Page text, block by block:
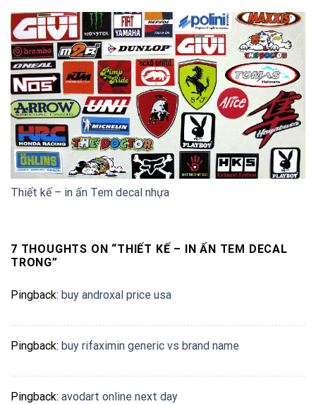
Thiết kế – in ấn Tem decal nhựa
7 THOUGHTS ON “THIẾT KẾ – IN ẤN TEM DECAL
TRONG”
Pingback: buy androxal price usa
Pingback: buy rifaximin generic vs brand name
Pingback: avodart online next day